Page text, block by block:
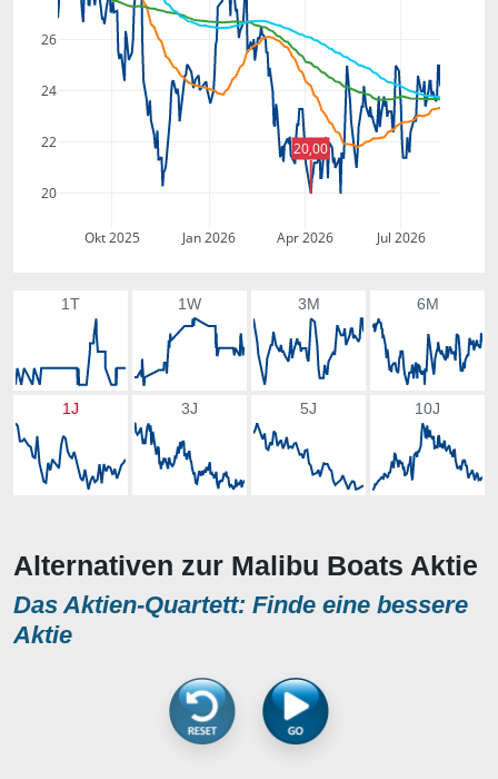
Okt 2025 Jan 2026 Apr 2026 Jul 2026
20
22
24
26
20,00
1T 1W 3M 6M
1J 3J 5J 10J
Alternativen zur Malibu Boats Aktie
Das Aktien-Quartett: Finde eine bessere
Aktie